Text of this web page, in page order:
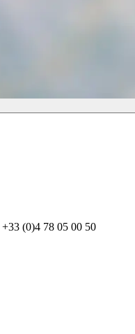
+33 (0)4 78 05 00 50